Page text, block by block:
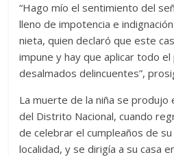
“Hago mío el sentimiento del
lleno de impotencia e
nieta, quien declaró que este
impune y hay que aplicar todo
desalmados delincuentes”,
La muerte de la niña se produjo
del Distrito Nacional, cuando
de celebrar el cumpleaños de
localidad, y se dirigía a su casa